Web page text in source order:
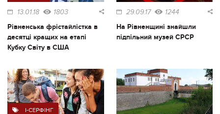
13.01.18 1803
Рівненська фрістайлістка в
десятці кращих на етапі
Кубку Світу в США
29.09.17 1244
На Рівненщині знайшли
підпільний музей СРСР
I-СЕРФІНГ